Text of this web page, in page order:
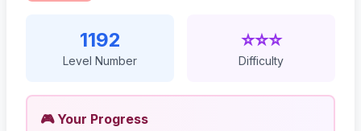
1192
Level Number
⭐⭐⭐
Difficulty
🎮 Your Progress